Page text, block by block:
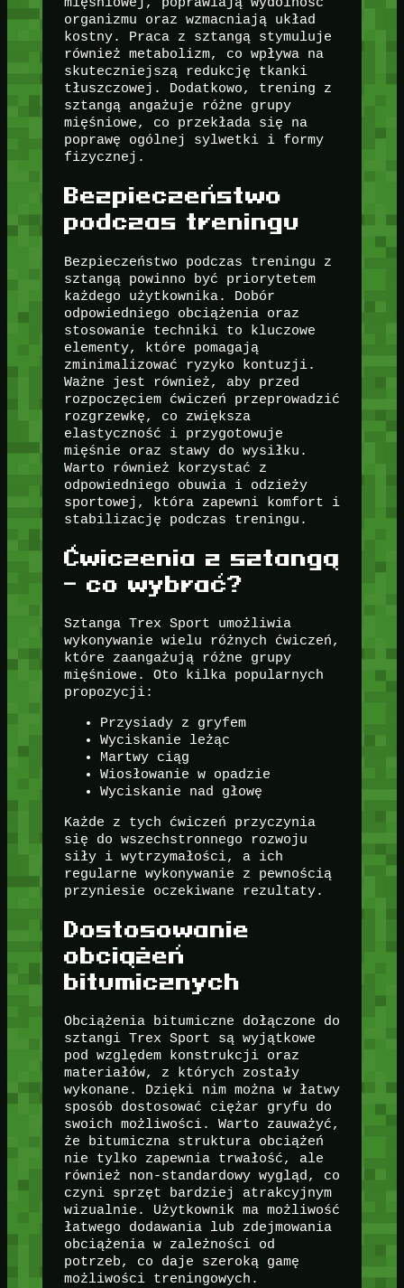
organizmu oraz wzmacniają układ
kostny. Praca z sztangą stymuluje
również metabolizm, co wpływa na
skuteczniejszą redukcję tkanki
tłuszczowej. Dodatkowo, trening z
sztangą angażuje różne grupy
mięśniowe, co przekłada się na
poprawę ogólnej sylwetki i formy
fizycznej.
Bezpieczeństwo
podczas treningu
Bezpieczeństwo podczas treningu z
sztangą powinno być priorytetem
każdego użytkownika. Dobór
odpowiedniego obciążenia oraz
stosowanie techniki to kluczowe
elementy, które pomagają
zminimalizować ryzyko kontuzji.
Ważne jest również, aby przed
rozpoczęciem ćwiczeń przeprowadzić
rozgrzewkę, co zwiększa
elastyczność i przygotowuje
mięśnie oraz stawy do wysiłku.
Warto również korzystać z
odpowiedniego obuwia i odzieży
sportowej, która zapewni komfort i
stabilizację podczas treningu.
Ćwiczenia z sztangą
– co wybrać?
Sztanga Trex Sport umożliwia
wykonywanie wielu różnych ćwiczeń,
które zaangażują różne grupy
mięśniowe. Oto kilka popularnych
propozycji:
Przysiady z gryfem
Wyciskanie leżąc
Martwy ciąg
Wiosłowanie w opadzie
Wyciskanie nad głowę
Każde z tych ćwiczeń przyczynia
się do wszechstronnego rozwoju
siły i wytrzymałości, a ich
regularne wykonywanie z pewnością
przyniesie oczekiwane rezultaty.
Dostosowanie
obciążeń
bitumicznych
Obciążenia bitumiczne dołączone do
sztangi Trex Sport są wyjątkowe
pod względem konstrukcji oraz
materiałów, z których zostały
wykonane. Dzięki nim można w łatwy
sposób dostosować ciężar gryfu do
swoich możliwości. Warto zauważyć,
że bitumiczna struktura obciążeń
nie tylko zapewnia trwałość, ale
również non-standardowy wygląd, co
czyni sprzęt bardziej atrakcyjnym
wizualnie. Użytkownik ma możliwość
łatwego dodawania lub zdejmowania
obciążenia w zależności od
potrzeb, co daje szeroką gamę
możliwości treningowych.